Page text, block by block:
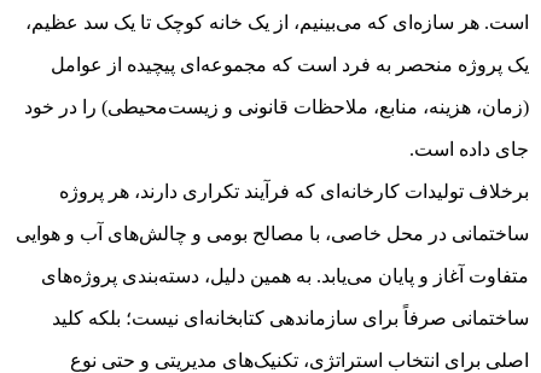
است. هر سازه‌ای که می‌بینیم، از یک خانه کوچک تا یک سد عظیم،
یک پروژه منحصر به فرد است که مجموعه‌ای پیچیده از عوامل
(زمان، هزینه، منابع، ملاحظات قانونی و زیست‌محیطی) را در خود
جای داده است.
برخلاف تولیدات کارخانه‌ای که فرآیند تکراری دارند، هر پروژه
ساختمانی در محل خاصی، با مصالح بومی و چالش‌های آب و هوایی
متفاوت آغاز و پایان می‌یابد. به همین دلیل، دسته‌بندی پروژه‌های
ساختمانی صرفاً برای سازماندهی کتابخانه‌ای نیست؛ بلکه کلید
اصلی برای انتخاب استراتژی، تکنیک‌های مدیریتی و حتی نوع